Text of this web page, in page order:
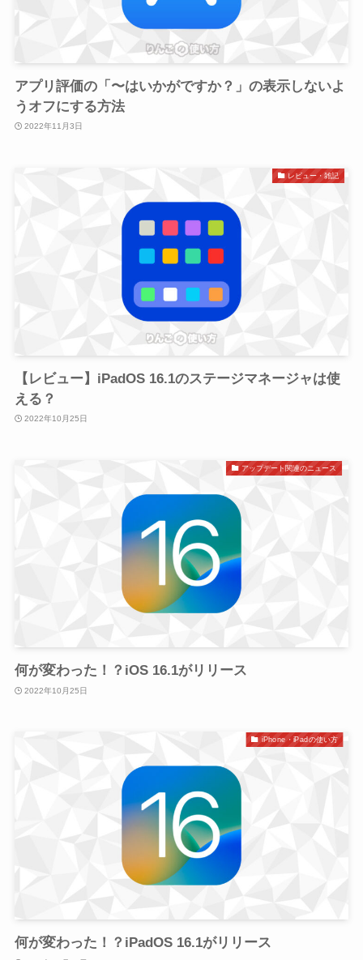
アプリ評価の「〜はいかがですか？」の表示しないよ
うオフにする方法
2022年11月3日
レビュー・雑記
【レビュー】iPadOS 16.1のステージマネージャは使
える？
2022年10月25日
アップデート関連のニュース
何が変わった！？iOS 16.1がリリース
2022年10月25日
iPhone・iPadの使い方
何が変わった！？iPadOS 16.1がリリース